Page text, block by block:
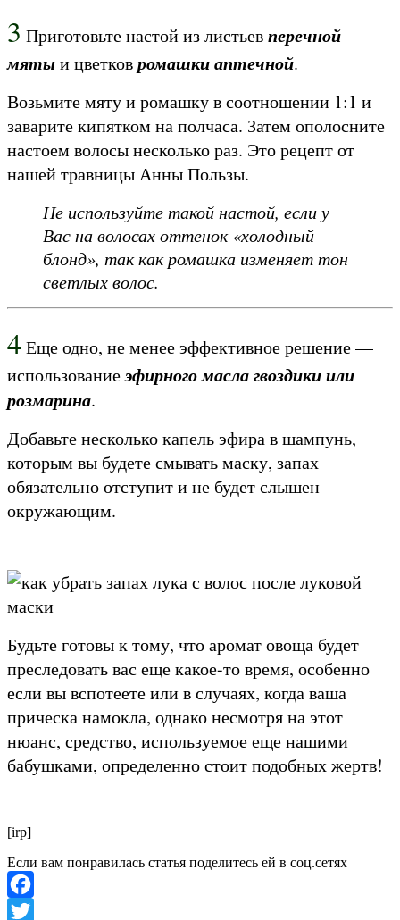
3 Приготовьте настой из листьевперечной
мятыи цветковромашки аптечной.
Возьмите мяту и ромашку в соотношении 1:1 и
заварите кипятком на полчаса. Затем ополосните
настоем волосы несколько раз. Это рецепт от
нашей травницы Анны Пользы.
Не используйте такой настой, если у
Вас на волосах оттенок «холодный
блонд», так как ромашка изменяет тон
светлых волос.
4 Еще одно, не менее эффективное решение —
использованиеэфирного масла гвоздики или
розмарина.
Добавьте несколько капель эфира в шампунь,
которым вы будете смывать маску, запах
обязательно отступит и не будет слышен
окружающим.
Будьте готовы к тому, что аромат овоща будет
преследовать вас еще какое-то время, особенно
если вы вспотеете или в случаях, когда ваша
прическа намокла, однако несмотря на этот
нюанс, средство, используемое еще нашими
бабушками, определенно стоит подобных жертв!
[irp]
Если вам понравилась статья поделитесь ей в соц.сетях
Facebook